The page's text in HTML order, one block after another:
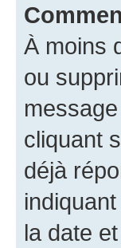
À moins
ou
cliquant
déjà
la date